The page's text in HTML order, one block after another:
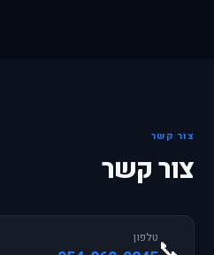
צור קשר
צור קשר
טלפון